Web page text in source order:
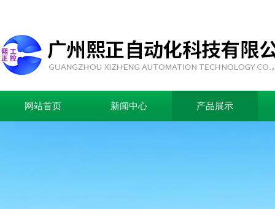
网站首页 新闻中心 产品展示